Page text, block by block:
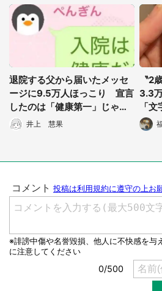
選択する
退院する父から届いたメッセ
ージに9.5万人ほっこり 宣言
したのは「健康第一」じゃな
くて...井上 慧果
〝2
3.3
「
コチ